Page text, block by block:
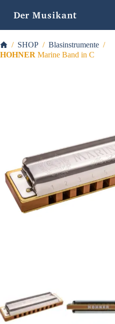
u
n
h
Startseite
/ SHOP / Blasinstrumente /
HOHNER Marine Band in C